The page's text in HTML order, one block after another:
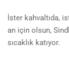
İster kahvaltıda,
an için olsun,
sıcaklık katıyor.